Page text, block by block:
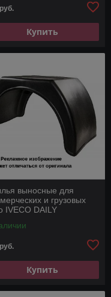
руб.
Купить
выносные для
и грузовых
IVECO DAILY
руб.
Купить